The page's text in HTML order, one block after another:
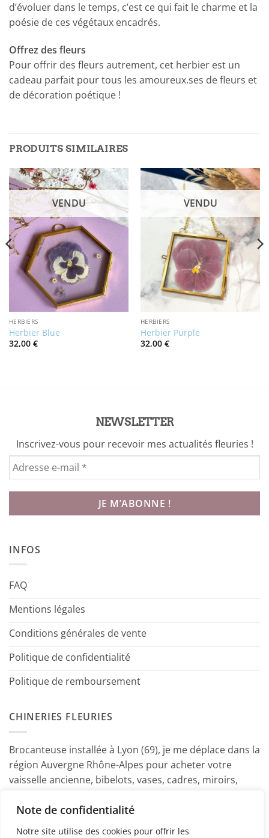
Note de confidentialité
Notre site utilise des cookies pour offrir les
d’évoluer dans le temps, c’est ce qui fait le charme et la
poésie de ces végétaux encadrés.
Offrez des fleurs
Pour offrir des fleurs autrement, cet herbier est un
cadeau parfait pour tous les amoureux.ses de fleurs et
de décoration poétique !
PRODUITS SIMILAIRES
VENDU
HERBIERS
Herbier Blue
32,00 €
VENDU
HERBIERS
Herbier Purple
32,00 €
NEWSLETTER
Inscrivez-vous pour recevoir mes actualités fleuries !
INFOS
FAQ
Mentions légales
Conditions générales de vente
Politique de confidentialité
Politique de remboursement
CHINERIES FLEURIES
Brocanteuse installée à Lyon (69), je me déplace dans la
région Auvergne Rhône-Alpes pour acheter votre
vaisselle ancienne, bibelots, vases, cadres, miroirs,
Marine